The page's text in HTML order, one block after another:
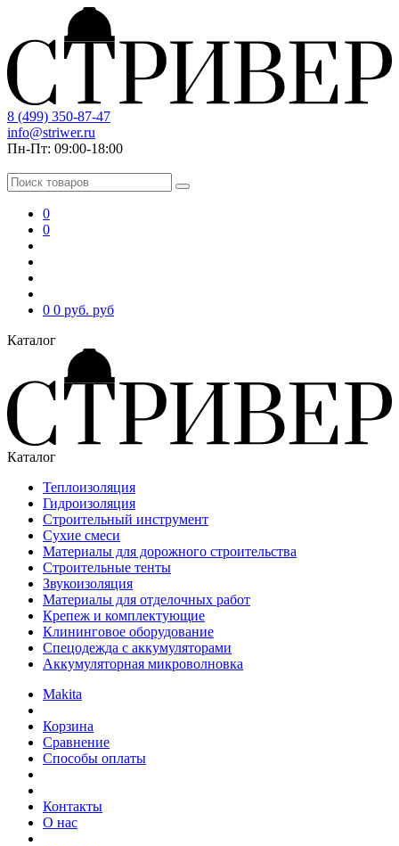
8 (499) 350-87-47
info@striwer.ru
Пн-Пт: 09:00-18:00
0
0
0 0 руб. руб
Каталог
Каталог
Теплоизоляция
Гидроизоляция
Строительный инструмент
Сухие смеси
Материалы для дорожного строительства
Строительные тенты
Звукоизоляция
Материалы для отделочных работ
Крепеж и комплектующие
Клининговое оборудование
Спецодежда с аккумуляторами
Аккумуляторная микроволновка
Makita
Корзина
Сравнение
Способы оплаты
Контакты
О нас